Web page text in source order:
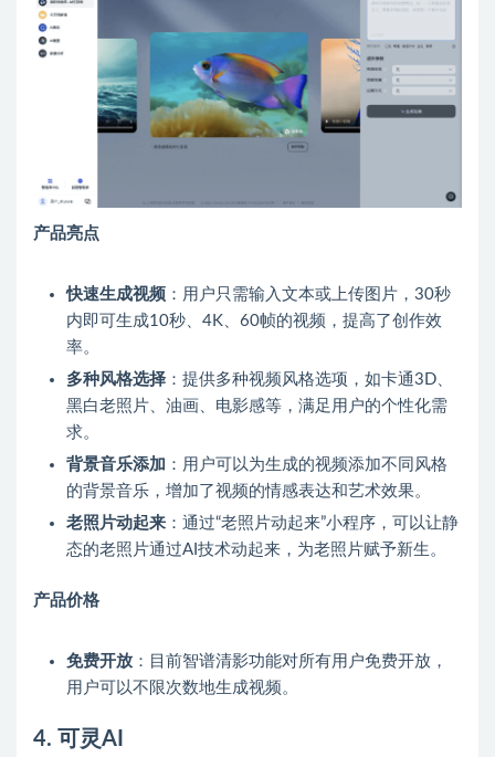
产品亮点
快速生成视频 ：用户只需输入文本或上传图片，30秒
内即可生成10秒、4K、60帧的视频，提高了创作效
率。
多种风格选择 ：提供多种视频风格选项，如卡通3D、
黑白老照片、油画、电影感等，满足用户的个性化需
求。
背景音乐添加 ：用户可以为生成的视频添加不同风格
的背景音乐，增加了视频的情感表达和艺术效果。
老照片动起来 ：通过“老照片动起来”小程序，可以让静
态的老照片通过AI技术动起来，为老照片赋予新生。
产品价格
免费开放 ：目前智谱清影功能对所有用户免费开放，
用户可以不限次数地生成视频。
4. 可灵AI